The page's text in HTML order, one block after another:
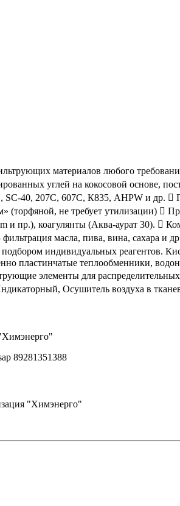
материалов любого
углей на кокосовой основе,
207С, 607С, К835, AHPW и др. 
(торфяной, не требует утилизации)
и пр.), коагулянты (Аква-аурат 30).
масла, пива, вина, сахара
индивидуальных реагентов.
пластинчатые теплообменники,
элементы для
Осушитель воздуха в
89281351388
"Химэнерго"